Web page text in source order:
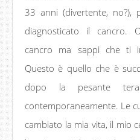
33 anni (divertente,
diagnosticato il cancro.
cancro ma sappi che ti
Questo è quello che è
dopo la pesante
contemporaneamente. Le
cambiato la mia vita, il mio